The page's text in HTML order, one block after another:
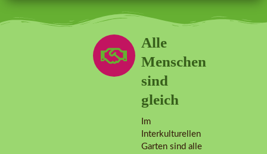
Alle
Menschen
sind
gleich
Im
Interkulturellen
Garten sind alle